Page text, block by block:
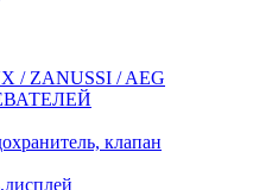
/ ZANUSSI / AEG
клапан